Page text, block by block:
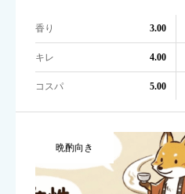
香り 3.00
キレ 4.00
コスパ 5.00
晩酌向き